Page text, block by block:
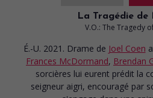
La Tragédie de
V.O.: The Tragedy
É.-U. 2021. Drame de Joel Coen
Frances McDormand, Brendan
sorcières lui eurent prédit la
seigneur aigri, encouragé par